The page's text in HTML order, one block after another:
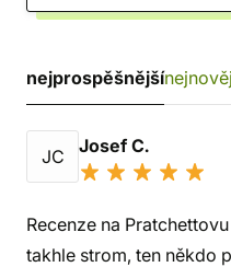
nejprospěšnější
JC Josef C.
Recenze na
takhle strom, ten někdo